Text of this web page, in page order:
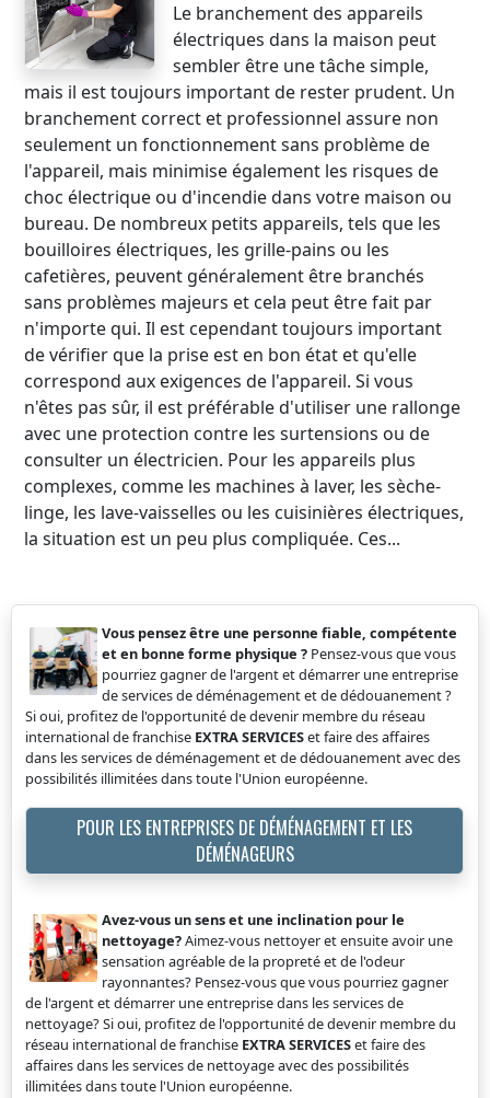
Le branchement des appareils
électriques dans la maison peut
sembler être une tâche simple,
mais il est toujours important de rester prudent. Un
branchement correct et professionnel assure non
seulement un fonctionnement sans problème de
l'appareil, mais minimise également les risques de
choc électrique ou d'incendie dans votre maison ou
bureau. De nombreux petits appareils, tels que les
bouilloires électriques, les grille-pains ou les
cafetières, peuvent généralement être branchés
sans problèmes majeurs et cela peut être fait par
n'importe qui. Il est cependant toujours important
de vérifier que la prise est en bon état et qu'elle
correspond aux exigences de l'appareil. Si vous
n'êtes pas sûr, il est préférable d'utiliser une rallonge
avec une protection contre les surtensions ou de
consulter un électricien. Pour les appareils plus
complexes, comme les machines à laver, les sèche-
linge, les lave-vaisselles ou les cuisinières électriques,
la situation est un peu plus compliquée. Ces...
Vous pensez être une personne fiable, compétente
et en bonne forme physique ? Pensez-vous que vous
pourriez gagner de l'argent et démarrer une entreprise
de services de déménagement et de dédouanement ?
Si oui, profitez de l'opportunité de devenir membre du réseau
international de franchise EXTRA SERVICESet faire des affaires
dans les services de déménagement et de dédouanement avec des
possibilités illimitées dans toute l'Union européenne.
POUR LES ENTREPRISES DE DÉMÉNAGEMENT ET LES
DÉMÉNAGEURS
Avez-vous un sens et une inclination pour le
nettoyage?Aimez-vous nettoyer et ensuite avoir une
sensation agréable de la propreté et de l'odeur
rayonnantes? Pensez-vous que vous pourriez gagner
de l'argent et démarrer une entreprise dans les services de
nettoyage? Si oui, profitez de l'opportunité de devenir membre du
réseau international de franchise EXTRA SERVICESet faire des
affaires dans les services de nettoyage avec des possibilités
illimitées dans toute l'Union européenne.